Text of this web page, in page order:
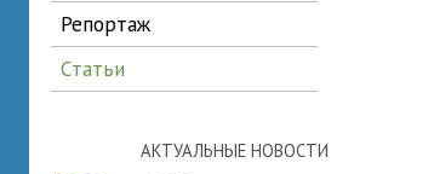
репортаж
статьи
АКТУАЛЬНЫЕ НОВОСТИ